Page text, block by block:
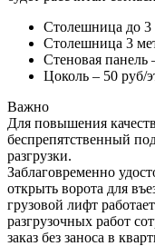
Столешница до 3
Столешница 3
Стеновая панель
Цоколь – 50 руб/
Важно
Для повышения
беспрепятственный
разгрузки.
Заблаговременно
открыть ворота для
грузовой лифт
разгрузочных работ
заказ без заноса в